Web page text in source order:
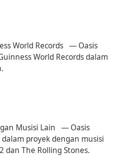
World Records — Oasis
World Records dalam
Musisi Lain
— Oasis
proyek dengan musisi
dan The Rolling Stones.